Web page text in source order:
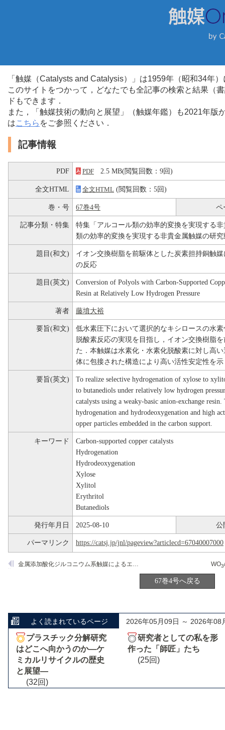
「触媒（Catalysts and Catalysis）」は1959年（昭和34年
このサイトをつかって，どなたでも全記事の検索と結果（
ドもできます．
また，「触媒技術の動向と展望」（触媒年鑑）も2021年
はこちら をご参照ください．
記事情報
PDF PDF 2.5 MB(閲覧回数：9回)
全文HTML 全文HTML (閲覧回数：5回)
巻・号 67巻4号 ペ
記事分類・特集
特集「アルコール類の効率的変換を実現する
類の効率的変換を実現する非貴金属触媒の研究
題目(和文)
イオン交換樹脂を前駆体とした炭素担持銅触
の反応
題目(英文)
Conversion of Polyols with Carbon-Supported
Resin at Relatively Low Hydrogen Pressure
著者 藤墳大裕
要旨(和文)
低水素圧下において選択的なキシロースの水
脱酸素反応の実現を目指し，イオン交換樹脂
た．本触媒は水素化・水素化脱酸素に対し高
体に包接された構造により高い活性安定性を
要旨(英文)
To realize selective hydrogenation of xylose to
to butanediols under relatively low hydrogen
catalysts using a weaky-basic anion-exchange
hydrogenation and hydrodeoxygenation and high
opper particles embedded in the carbon support.
キーワード
Carbon-supported copper catalysts
Hydrogenation
Hydrodeoxygenation
Xylose
Xylitol
Erythritol
Butanediols
発行年月日 2025-08-10 公
パーマリンク https://catsj.jp/jnl/pageview?articlecd=67040007000
WO3
金属添加酸化ジルコニウム系触媒によるエタノール変換反応
67巻4号へ戻る
よく読まれているページ 2026年05月09日 ～ 2026年08
プラスチック分解研究
はどこへ向かうのか―ケ
ミカルリサイクルの歴史
と展望―
(32回)
研究者としての私を形
作った「師匠」たち
(25回)